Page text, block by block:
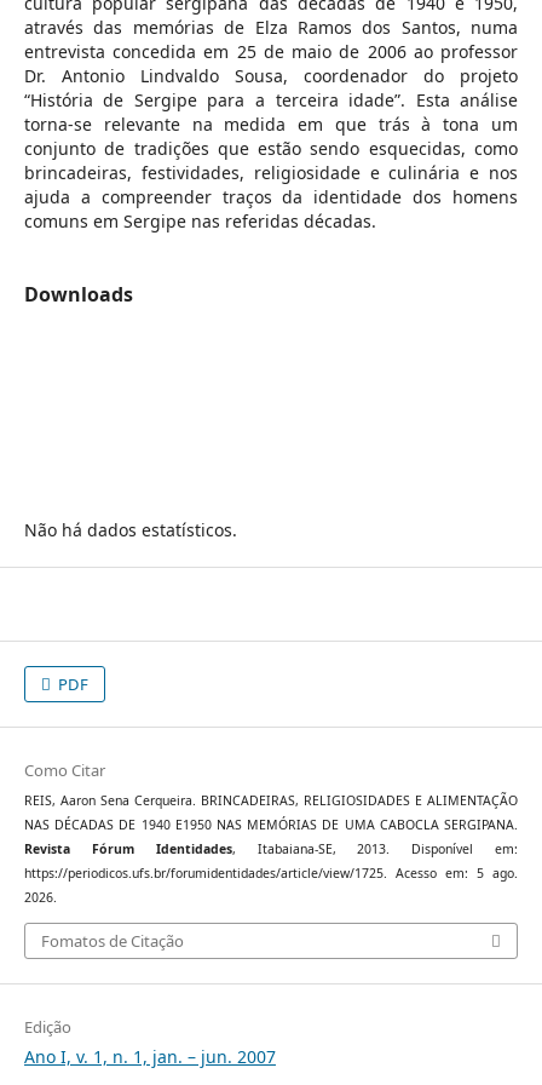
através das memórias de Elza Ramos dos Santos, numa
entrevista concedida em 25 de maio de 2006 ao professor
Dr. Antonio Lindvaldo Sousa, coordenador do projeto
“História de Sergipe para a terceira idade”. Esta análise
torna-se relevante na medida em que trás à tona um
conjunto de tradições que estão sendo esquecidas, como
brincadeiras, festividades, religiosidade e culinária e nos
ajuda a compreender traços da identidade dos homens
comuns em Sergipe nas referidas décadas.
Downloads
Não há dados estatísticos.
PDF
Como Citar
REIS, Aaron Sena Cerqueira. BRINCADEIRAS, RELIGIOSIDADES E ALIMENTAÇÃO
NAS DÉCADAS DE 1940 E1950 NAS MEMÓRIAS DE UMA CABOCLA SERGIPANA.
Revista Fórum Identidades, Itabaiana-SE, 2013. Disponível em:
https://periodicos.ufs.br/forumidentidades/article/view/1725. Acesso em: 5 ago.
2026.
Fomatos de Citação
Edição
Ano I, v. 1, n. 1, jan. – jun. 2007